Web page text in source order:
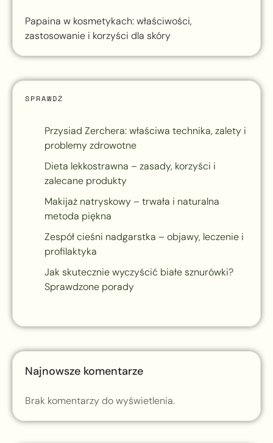
Papaina w kosmetykach: właściwości,
zastosowanie i korzyści dla skóry
SPRAWDŹ
Przysiad Zerchera: właściwa technika, zalety i
problemy zdrowotne
Dieta lekkostrawna – zasady, korzyści i
zalecane produkty
Makijaż natryskowy – trwała i naturalna
metoda piękna
Zespół cieśni nadgarstka – objawy, leczenie i
profilaktyka
Jak skutecznie wyczyścić białe sznurówki?
Sprawdzone porady
Najnowsze komentarze
Brak komentarzy do wyświetlenia.